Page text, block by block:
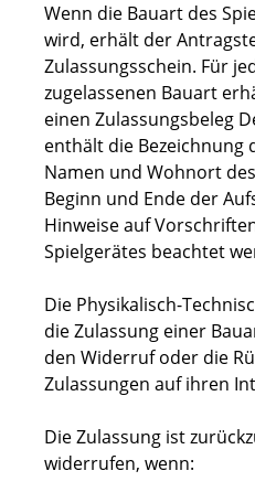
Wenn die Bauart des
wird, erhält der
Zulassungsschein. Für
zugelassenen Bauart
einen Zulassungsbeleg
enthält die Bezeichnung
Namen und Wohnort
Beginn und Ende der
Hinweise auf
Spielgerätes beachtet
Die Physikalisch-
die Zulassung einer
den Widerruf oder die
Zulassungen auf ihren
Die Zulassung ist
widerrufen, wenn: